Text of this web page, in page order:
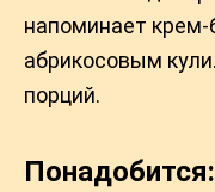
напоминает
абрикосовым
порций.
Понадобится: